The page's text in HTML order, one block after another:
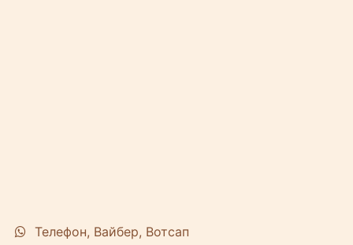
Телефон, Вайбер, Вотсап